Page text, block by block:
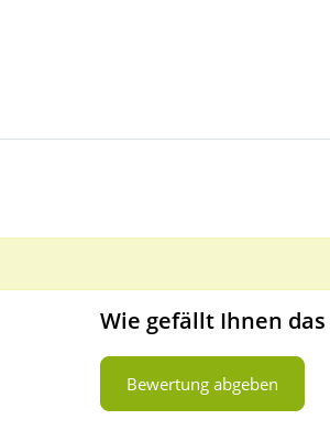
Wie gefällt Ihnen
Bewertung abgeben